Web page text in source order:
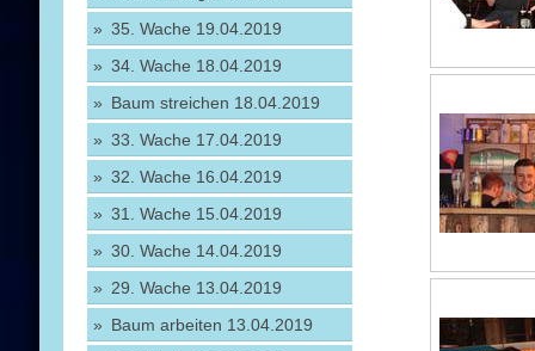
35. Wache 19.04.2019
34. Wache 18.04.2019
Baum streichen 18.04.2019
33. Wache 17.04.2019
32. Wache 16.04.2019
31. Wache 15.04.2019
30. Wache 14.04.2019
29. Wache 13.04.2019
Baum arbeiten 13.04.2019